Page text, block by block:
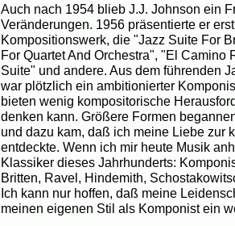
Auch nach 1954 blieb J.J. Johnson ein
Veränderungen. 1956 präsentierte er
Kompositionswerk, die "Jazz Suite For
For Quartet And Orchestra", "El Camino
Suite" und andere. Aus dem führenden
war plötzlich ein ambitionierter
bieten wenig kompositorische
denken kann. Größere Formen
und dazu kam, daß ich meine Liebe zur
entdeckte. Wenn ich mir heute Musik
Klassiker dieses Jahrhunderts:
Britten, Ravel, Hindemith,
Ich kann nur hoffen, daß meine
meinen eigenen Stil als Komponist ein